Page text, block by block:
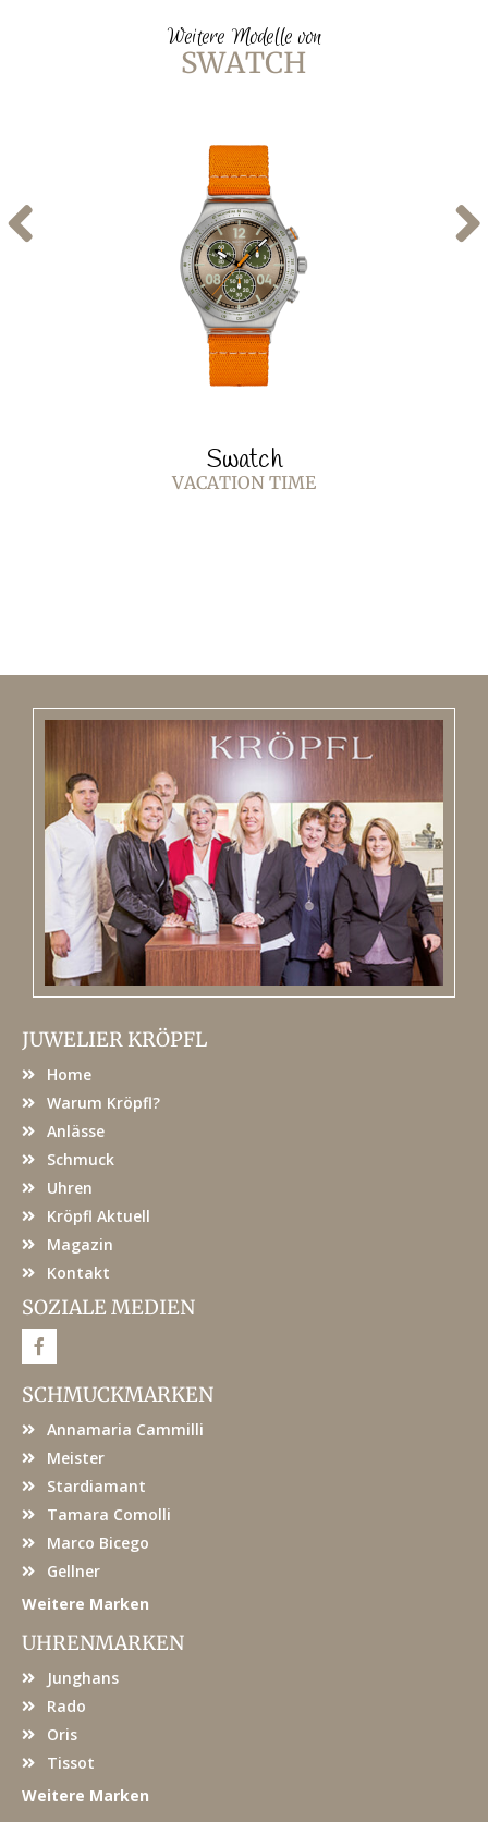
Weitere Modelle von
SWATCH
Swatch
VACATION TIME
JUWELIER KRÖPFL
Home
Warum Kröpfl?
Anlässe
Schmuck
Uhren
Kröpfl Aktuell
Magazin
Kontakt
SOZIALE MEDIEN
F
a
e
b
o
SCHMUCKMARKEN
Annamaria Cammilli
Meister
Stardiamant
Tamara Comolli
Marco Bicego
Gellner
Weitere Marken
UHRENMARKEN
Junghans
Rado
Oris
Tissot
Weitere Marken